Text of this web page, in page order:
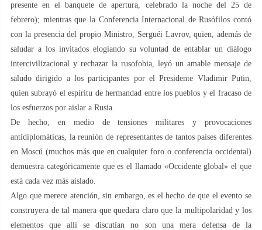
presente en el banquete de apertura, celebrado la noche del 25 de
febrero); mientras que la Conferencia Internacional de Rusófilos contó
con la presencia del propio Ministro, Serguéi Lavrov, quien, además de
saludar a los invitados elogiando su voluntad de entablar un diálogo
intercivilizacional y rechazar la rusofobia, leyó un amable mensaje de
saludo dirigido a los participantes por el Presidente Vladimir Putin,
quien subrayó el espíritu de hermandad entre los pueblos y el fracaso de
los esfuerzos por aislar a Rusia.
De hecho, en medio de tensiones militares y provocaciones
antidiplomáticas, la reunión de representantes de tantos países diferentes
en Moscú (muchos más que en cualquier foro o conferencia occidental)
demuestra categóricamente que es el llamado «Occidente global» el que
está cada vez más aislado.
Algo que merece atención, sin embargo, es el hecho de que el evento se
construyera de tal manera que quedara claro que la multipolaridad y los
elementos que allí se discutían no son una mera defensa de la